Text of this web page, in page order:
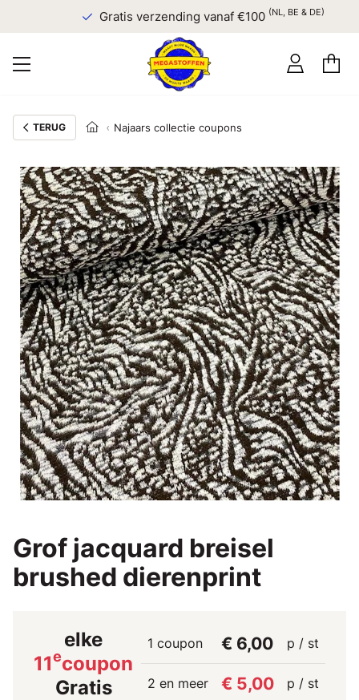
Gratis verzending vanaf €100(NL, BE & DE)
TERUG Najaars collectie coupons
Grof jacquard breisel
brushed dierenprint
elke
11ecoupon
Gratis
1 coupon € 6,00 p / st
2 en meer € 5,00 p / st